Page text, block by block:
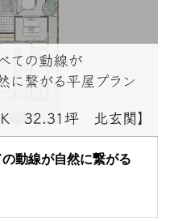
動線が自然に繋がる